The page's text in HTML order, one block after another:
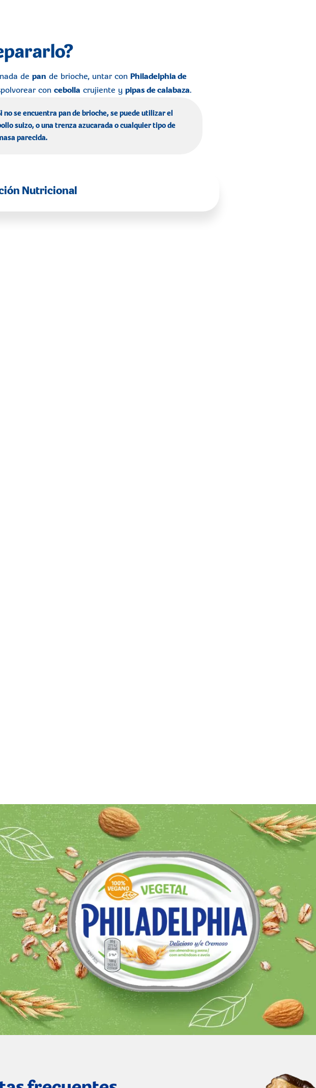
de pan de brioche, untar con Philadelphia de
con cebolla crujiente y pipas de calabaza.
no se encuentra pan de brioche, se puede utilizar el
suizo, o una trenza azucarada o cualquier tipo de
parecida.
Nutricional